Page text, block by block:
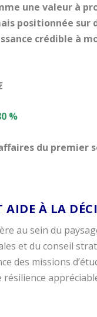
une valeur à
positionnée sur
crédible à
%
du premier
AIDE À LA
au sein du
et du conseil
des missions